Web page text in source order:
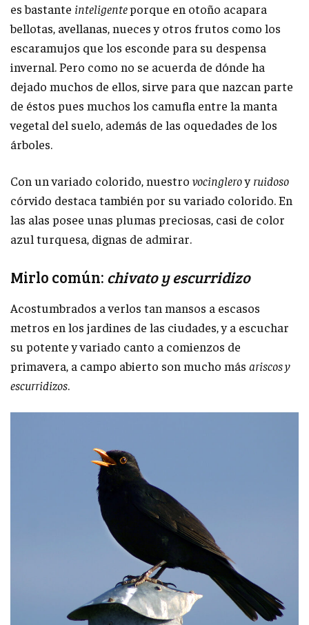
es bastante inteligenteporque en otoño acapara
bellotas, avellanas, nueces y otros frutos como los
escaramujos que los esconde para su despensa
invernal. Pero como no se acuerda de dónde ha
dejado muchos de ellos, sirve para que nazcan parte
de éstos pues muchos los camufla entre la manta
vegetal del suelo, además de las oquedades de los
árboles.
Con un variado colorido, nuestro vocingleroyruidoso
córvido destaca también por su variado colorido. En
las alas posee unas plumas preciosas, casi de color
azul turquesa, dignas de admirar.
Mirlo común: chivato y escurridizo
Acostumbrados a verlos tan mansos a escasos
metros en los jardines de las ciudades, y a escuchar
su potente y variado canto a comienzos de
primavera, a campo abierto son mucho más ariscos y
escurridizos.